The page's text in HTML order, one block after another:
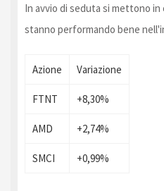
In avvio di seduta si mettono
stanno performando bene
Azione Variazione
FTNT +8,30%
AMD +2,74%
SMCI +0,99%